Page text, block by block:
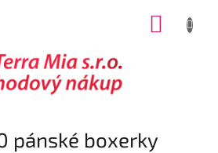
pánské boxerky